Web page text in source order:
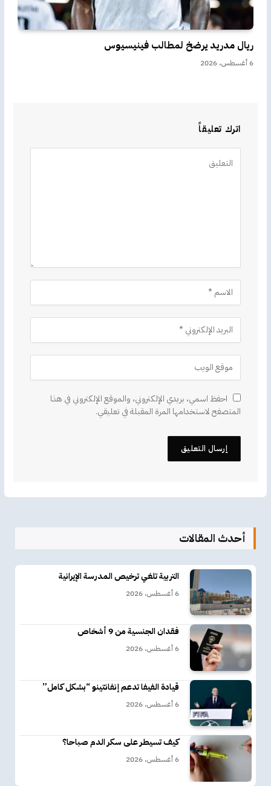
ريال مدريد يرضخ لمطالب فينيسيوس
6 أغسطس، 2026
اترك تعليقاً
احفظ اسمي، بريدي الإلكتروني، والموقع الإلكتروني في هذا
المتصفح لاستخدامها المرة المقبلة في تعليقي.
أحدث المقالات
التربية تلغي ترخيص المدرسة الإيرانية
6 أغسطس، 2026
فقدان الجنسية من 9 أشخاص
6 أغسطس، 2026
قيادة الفيفا تدعم إنفانتينو “بشكل كامل”
6 أغسطس، 2026
كيف تسيطر على سكر الدم صباحا؟
6 أغسطس، 2026